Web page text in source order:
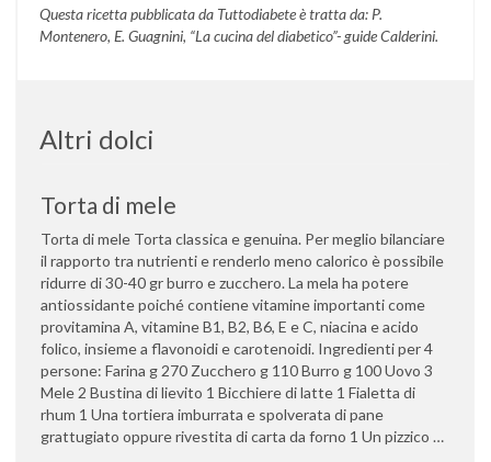
Questa ricetta pubblicata da Tuttodiabete è tratta da: P.
Montenero, E. Guagnini, “La cucina del diabetico”- guide Calderini.
Altri dolci
Torta di mele
Torta di mele Torta classica e genuina. Per meglio bilanciare
il rapporto tra nutrienti e renderlo meno calorico è possibile
ridurre di 30-40 gr burro e zucchero. La mela ha potere
antiossidante poiché contiene vitamine importanti come
provitamina A, vitamine B1, B2, B6, E e C, niacina e acido
folico, insieme a flavonoidi e carotenoidi. Ingredienti per 4
persone: Farina g 270 Zucchero g 110 Burro g 100 Uovo 3
Mele 2 Bustina di lievito 1 Bicchiere di latte 1 Fialetta di
rhum 1 Una tortiera imburrata e spolverata di pane
grattugiato oppure rivestita di carta da forno 1 Un pizzico …